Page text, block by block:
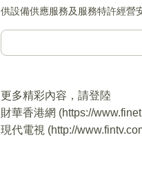
供設備供應服務及服務特許經營
更多精彩內容，請登陸
財華香港網 (https://
現代電視 (http://